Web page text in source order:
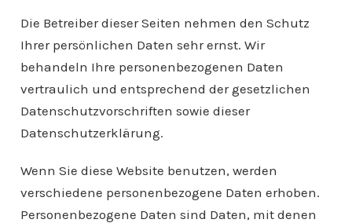
Die Betreiber dieser Seiten nehmen den Schutz
Ihrer persönlichen Daten sehr ernst. Wir
behandeln Ihre personenbezogenen Daten
vertraulich und entsprechend der gesetzlichen
Datenschutzvorschriften sowie dieser
Datenschutzerklärung.
Wenn Sie diese Website benutzen, werden
verschiedene personenbezogene Daten erhoben.
Personenbezogene Daten sind Daten, mit denen